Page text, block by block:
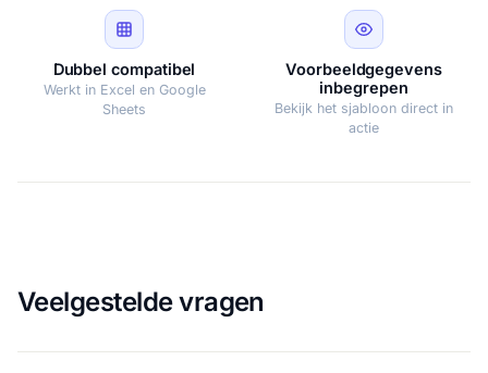
Dubbel compatibel
Werkt in Excel en Google
Sheets
Voorbeeldgegevens
inbegrepen
Bekijk het sjabloon direct in
actie
Veelgestelde vragen